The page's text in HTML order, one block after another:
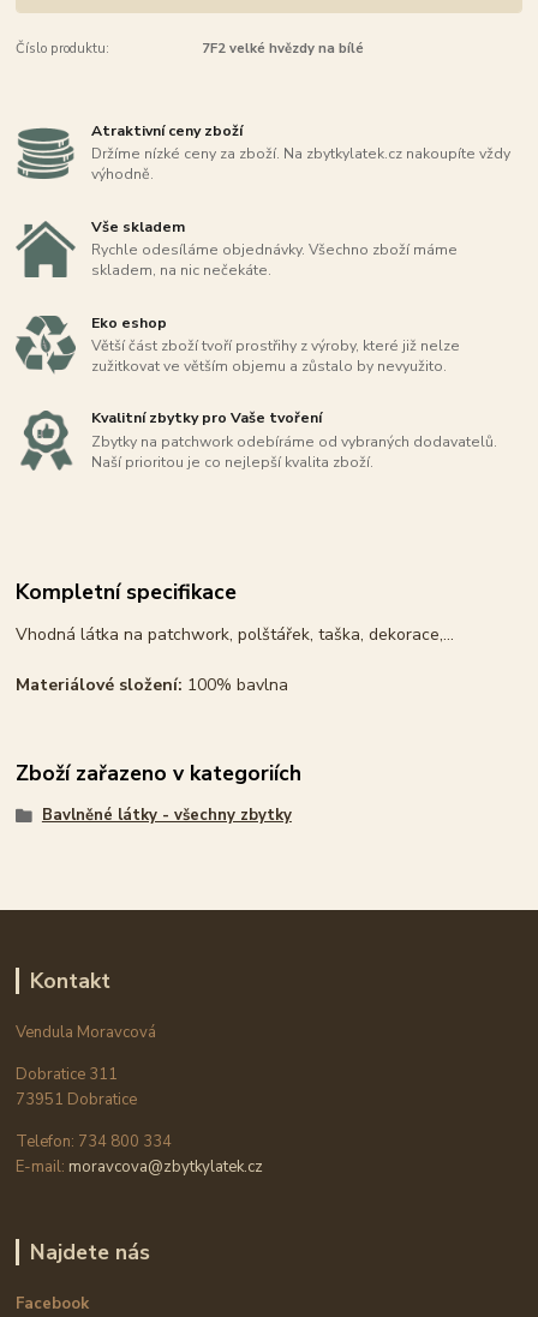
Číslo produktu: 7F2 velké hvězdy na bílé
Atraktivní ceny zboží
Držíme nízké ceny za zboží. Na zbytkylatek.cz nakoupíte vždy
výhodně.
Vše skladem
Rychle odesíláme objednávky. Všechno zboží máme
skladem, na nic nečekáte.
Eko eshop
Větší část zboží tvoří prostřihy z výroby, které již nelze
zužitkovat ve větším objemu a zůstalo by nevyužito.
Kvalitní zbytky pro Vaše tvoření
Zbytky na patchwork odebíráme od vybraných dodavatelů.
Naší prioritou je co nejlepší kvalita zboží.
Kompletní specifikace
Vhodná látka na patchwork, polštářek, taška, dekorace,...
Materiálové složení: 100% bavlna
Zboží zařazeno v kategoriích
Bavlněné látky - všechny zbytky
Kontakt
Vendula Moravcová
Dobratice 311
73951 Dobratice
Telefon: 734 800 334
E-mail: moravcova@zbytkylatek.cz
Najdete nás
Facebook